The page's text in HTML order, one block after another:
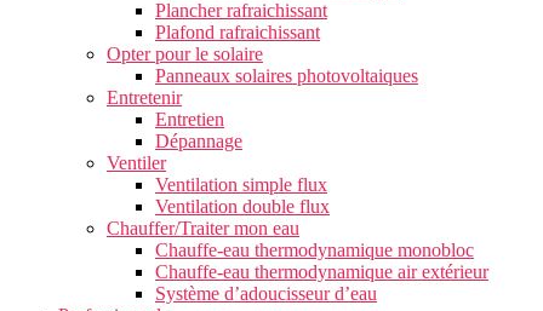
Plancher rafraichissant
Plafond rafraichissant
Opter pour le solaire
Panneaux solaires photovoltaiques
Entretenir
Entretien
Dépannage
Ventiler
Ventilation simple flux
Ventilation double flux
Chauffer/Traiter mon eau
Chauffe-eau thermodynamique monobloc
Chauffe-eau thermodynamique air extérieur
Système d’adoucisseur d’eau